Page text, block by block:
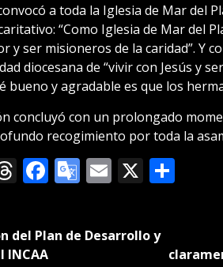
a toda la Iglesia de Mar del
“Como Iglesia de Mar del
y ser misioneros de la caridad”. Y
diocesana de “vivir con Jesús y
bueno y agradable es que los
concluyó con un prolongado
recogimiento por toda la
Threads
Facebook
Google
Email
X
del Plan de Desarrollo y
INCAA